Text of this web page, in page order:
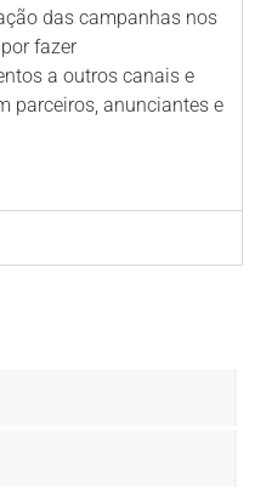
das campanhas nos
fazer
a outros canais e
parceiros, anunciantes e